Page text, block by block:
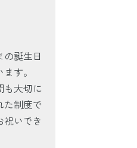
誕生日
す。
も大切に
た制度で
いでき